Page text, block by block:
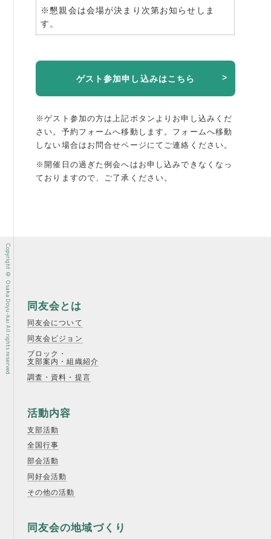
※懇親会は会場が決まり次第お知らせしま
す。
ゲスト参加申し込みはこちら
※ゲスト参加の方は上記ボタンよりお申し込みくだ
さい。予約フォームへ移動します。 フォームへ移動
しない場合はお問合せページにてご連絡ください。
※開催日の過ぎた例会へはお申し込みできなくなっ
ておりますので、ご了承ください。
同友会とは
同友会について
同友会ビジョン
ブロック・
支部案内・組織紹介
調査・資料・提言
活動内容
支部活動
全国行事
部会活動
同好会活動
その他の活動
同友会の地域づくり
Copyright © Osaka Doyu-kai All rights reserved.